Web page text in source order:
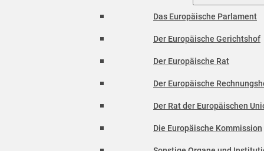
Das Europäische Parlament
Der Europäische Gerichtshof
Der Europäische Rat
Der Europäische
Der Rat der Europäischen
Die Europäische Kommission